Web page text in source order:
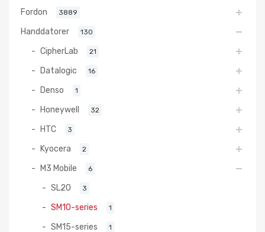
Fordon 3889
Handdatorer 130
CipherLab 21
Datalogic 16
Denso 1
Honeywell 32
HTC 3
Kyocera 2
M3 Mobile 6
SL20 3
SM10-series 1
SM15-series 1